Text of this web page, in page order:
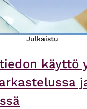
Julkaistu
käyttö